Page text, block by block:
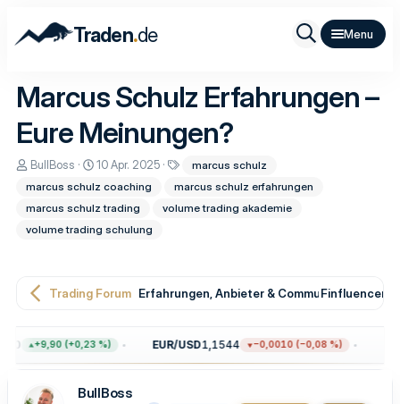
Traden.de
Marcus Schulz Erfahrungen –
Eure Meinungen?
E
s
t
l
BullBoss
E
s
t
l
m
10 Apr. 2025
h
l
t
marcus schulz
marcus schulz coaching
marcus schulz erfahrungen
marcus schulz trading
volume trading akademie
volume trading schulung
Trading Forum Erfahrungen, Anbieter & Community-Finfluencer,
+9,90 (+0,23 %) EUR/USD1,1544 −0,0010 (−0,08 %)
BullBoss